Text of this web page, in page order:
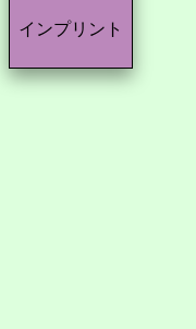
インプリント